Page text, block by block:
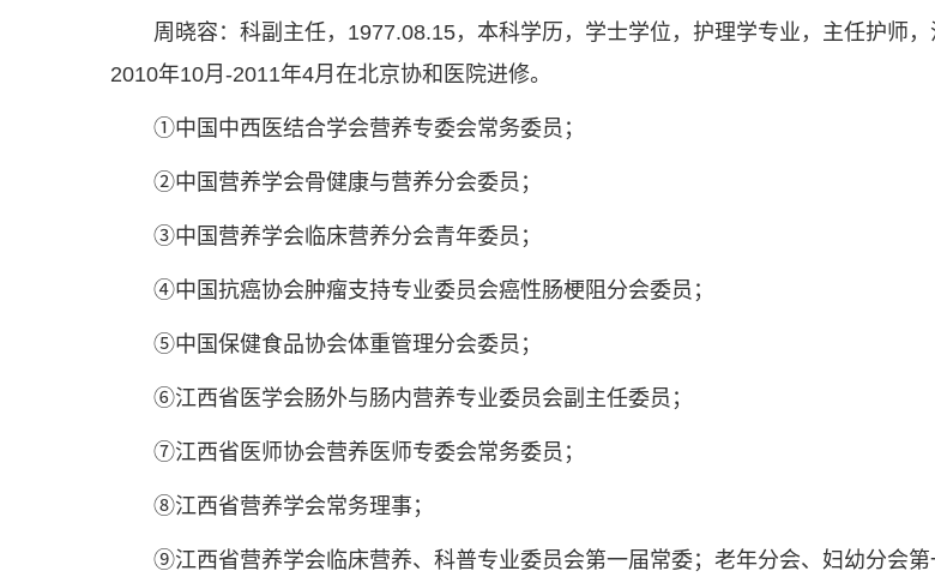
周晓容：科副主任，1977.08.15，本科学历，学士学位，护理学专业，主任护师
2010年10月-2011年4月在北京协和医院进修。
①中国中西医结合学会营养专委会常务委员；
②中国营养学会骨健康与营养分会委员；
③中国营养学会临床营养分会青年委员；
④中国抗癌协会肿瘤支持专业委员会癌性肠梗阻分会委员；
⑤中国保健食品协会体重管理分会委员；
⑥江西省医学会肠外与肠内营养专业委员会副主任委员；
⑦江西省医师协会营养医师专委会常务委员；
⑧江西省营养学会常务理事；
⑨江西省营养学会临床营养、科普专业委员会第一届常委；老年分会、妇幼分会第